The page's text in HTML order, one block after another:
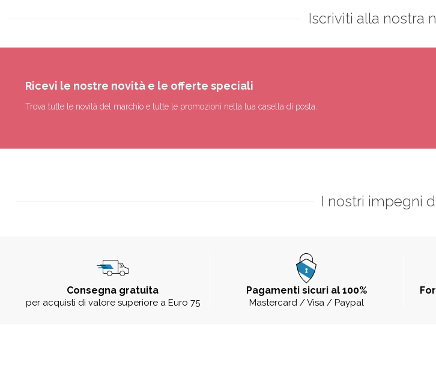
Iscriviti alla nostra
Ricevi le nostre novità e le offerte speciali
Trova tutte le novità del marchio e tutte le promozioni nella tua casella di posta.
I nostri impegni
Consegna gratuita
per acquisti di valore superiore a Euro 75
Pagamenti sicuri al 100%
Mastercard / Visa / Paypal